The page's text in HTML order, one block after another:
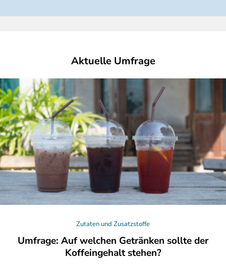
Aktuelle Umfrage
Zutaten und Zusatzstoffe
Umfrage: Auf welchen Getränken sollte der
Koffeingehalt stehen?